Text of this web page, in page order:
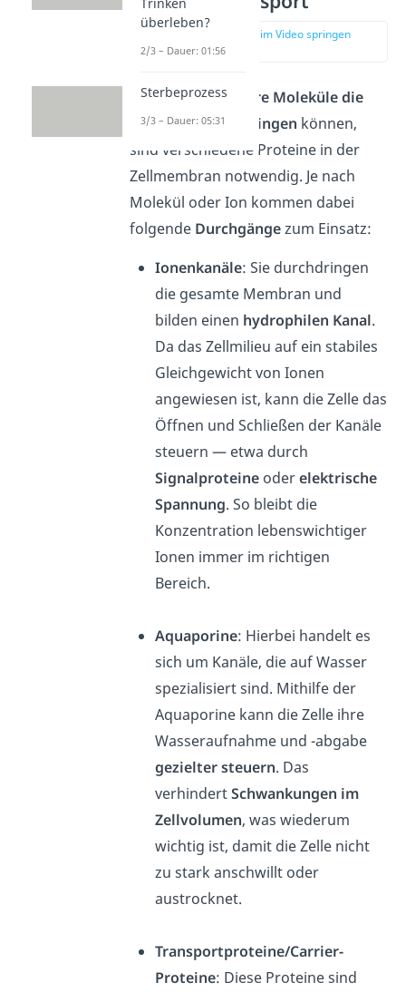
zur Stelle im Video springen
(03:18)
Damit auchgrößere Moleküle die
Membran durchdringen können,
sind verschiedene Proteine in der
Zellmembran notwendig. Je nach
Molekül oder Ion kommen dabei
folgende Durchgängezum Einsatz:
Ionenkanäle: Sie durchdringen
die gesamte Membran und
bilden einen hydrophilen Kanal.
Da das Zellmilieu auf ein stabiles
Gleichgewicht von Ionen
angewiesen ist, kann die Zelle das
Öffnen und Schließen der Kanäle
steuern — etwa durch
Signalproteine oderelektrische
Spannung. So bleibt die
Konzentration lebenswichtiger
Ionen immer im richtigen
Bereich.
Aquaporine: Hierbei handelt es
sich um Kanäle, die auf Wasser
spezialisiert sind. Mithilfe der
Aquaporine kann die Zelle ihre
Wasseraufnahme und -abgabe
gezielter steuern. Das
verhindertSchwankungen im
Zellvolumen, was wiederum
wichtig ist, damit die Zelle nicht
zu stark anschwillt oder
austrocknet.
Transportproteine/Carrier-
Proteine: Diese Proteine sind
überleben?
2/3 – Dauer: 01:56
Sterbeprozess
3/3 – Dauer: 05:31